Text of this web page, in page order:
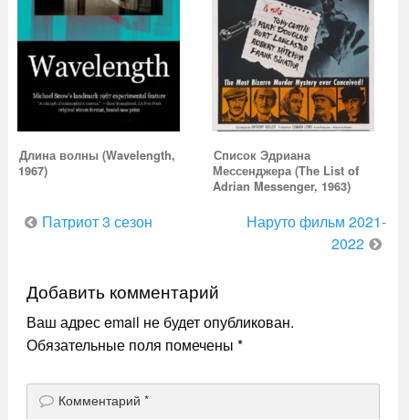
Длина волны (Wavelength,
1967)
Список Эдриана
Мессенджера (The List of
Adrian Messenger, 1963)
Навигация
Патриот 3 сезон
Наруто фильм 2021-
2022
Добавить комментарий
Ваш адрес email не будет опубликован.
Обязательные поля помечены *
Комментарий *